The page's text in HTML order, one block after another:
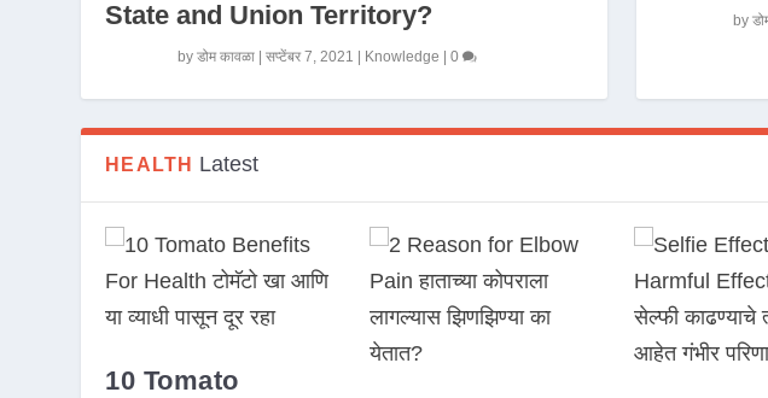
State and Union Territory?
byडोम कावळा |सप्टेंबर 7, 2021 Knowledge |0
by
HEALTH Latest
10 Tomato